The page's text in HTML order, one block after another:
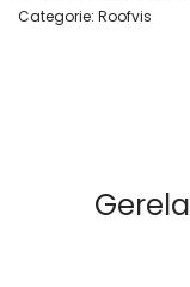
Categorie: Roofvis